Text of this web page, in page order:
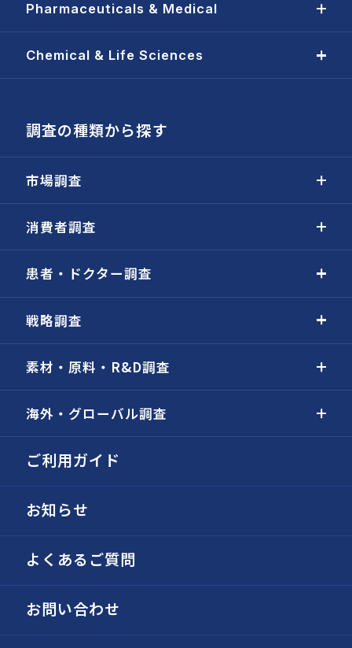
Pharmaceuticals & Medical
Chemical & Life Sciences
調査の種類から探す
市場調査
消費者調査
患者・ドクター調査
戦略調査
素材・原料・R&D調査
海外・グローバル調査
ご利用ガイド
お知らせ
よくあるご質問
お問い合わせ